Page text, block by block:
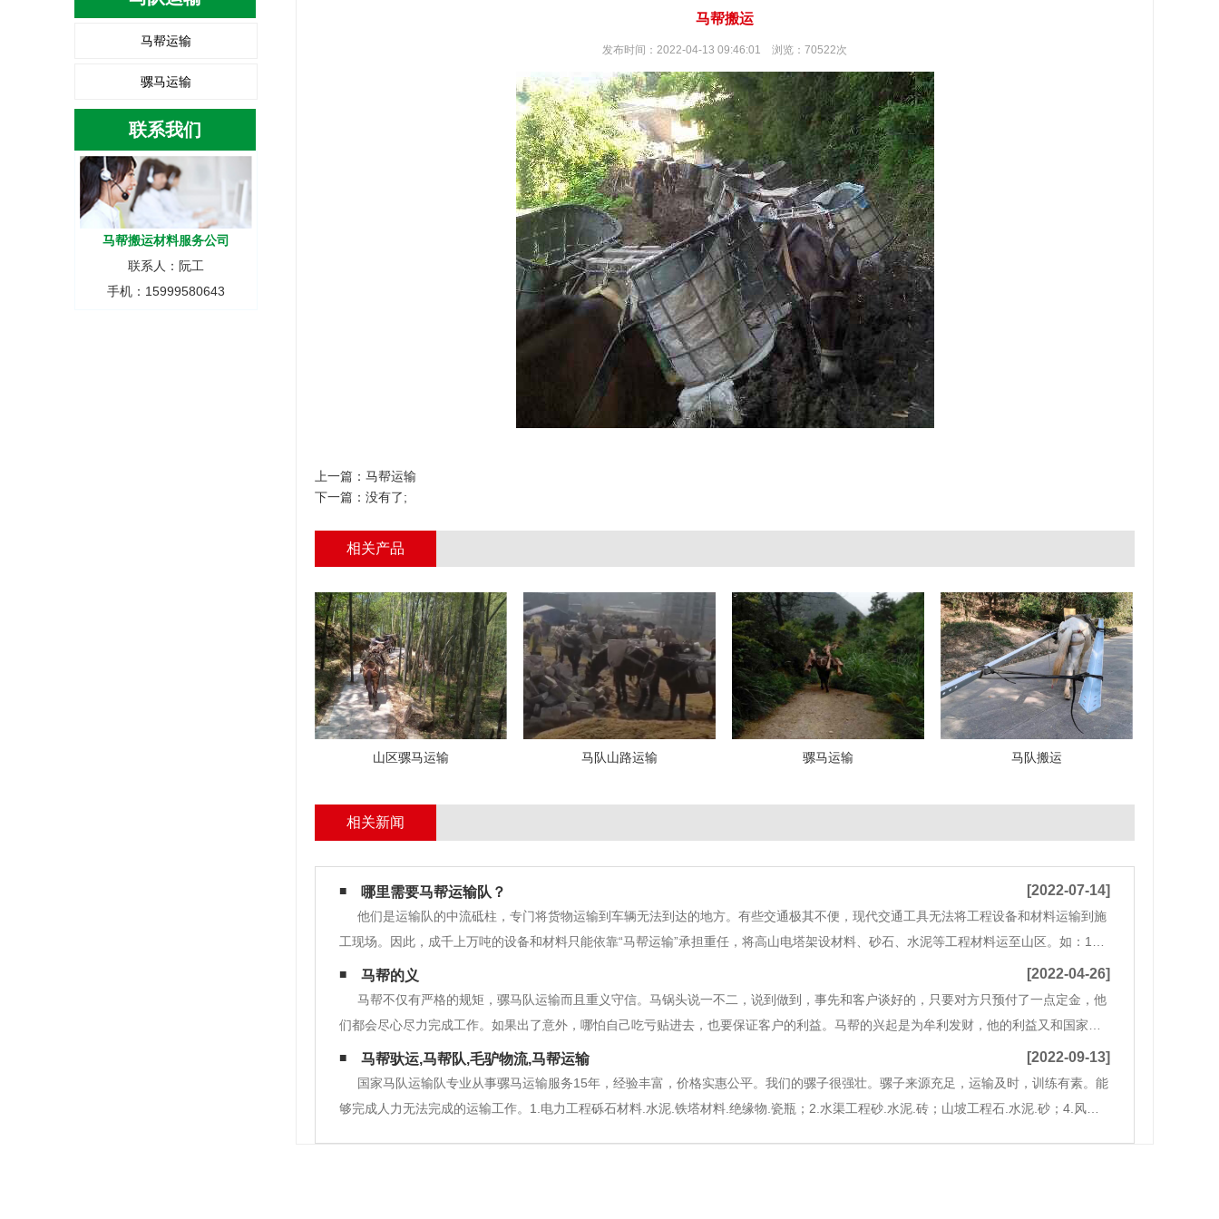
马帮运输
骡马运输
联系我们
马帮搬运材料服务公司
联系人：阮工
手机：15999580643
马帮搬运
发布时间：2022-04-13 09:46:01 浏览：70522次
上一篇： 马帮运输
下一篇：没有了;
相关产品
山区骡马运输 马队山路运输 骡马运输 马队搬运
相关新闻
哪里需要马帮运输队？ [2022-07-14]
他们是运输队的中流砥柱，专门将货物运输到车辆无法到达的地方。有些交通极其不便，现代交通工具无法将工程设备和材料运输到施
工现场。因此，成千上万吨的设备和材料只能依靠“马帮运输”承担重任，将高山电塔架设材料、砂石、水泥等工程材料运至山区。如：1：
电力工程砂石、水泥、塔塔、绝缘体、瓷瓶等；2：沟工程砂、水泥、砖等3护坡工程石、水泥、砂等4：风水工程（坟墓）承担各种建筑工
程材料运输；砂、石、水泥、钢筋、塔
马帮的义 [2022-04-26]
马帮不仅有严格的规矩，骡马队运输而且重义守信。马锅头说一不二，说到做到，事先和客户谈好的，只要对方只预付了一点定金，他
们都会尽心尽力完成工作。如果出了意外，哪怕自己吃亏贴进去，也要保证客户的利益。马帮的兴起是为牟利发财，他的利益又和国家和
民族的兴衰息息相关。马帮为了生存， 为了发展，就势必倚国重民，这就造就了马帮的爱国精神。云南大商号“源信昌”由马帮起家，清末
云南回民反清起义时，向杜文秀领导的滇西
马帮驮运,马帮队,毛驴物流,马帮运输 [2022-09-13]
国家马队运输队专业从事骡马运输服务15年，经验丰富，价格实惠公平。我们的骡子很强壮。骡子来源充足，运输及时，训练有素。能
够完成人力无法完成的运输工作。1.电力工程砾石材料.水泥.铁塔材料.绝缘物.瓷瓶；2.水渠工程砂.水泥.砖；山坡工程石.水泥.砂；4.风水